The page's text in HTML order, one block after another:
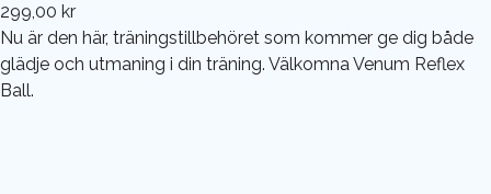
299,00 kr
Nu är den här, träningstillbehöret som kommer ge dig både
glädje och utmaning i din träning. Välkomna Venum Reflex
Ball.